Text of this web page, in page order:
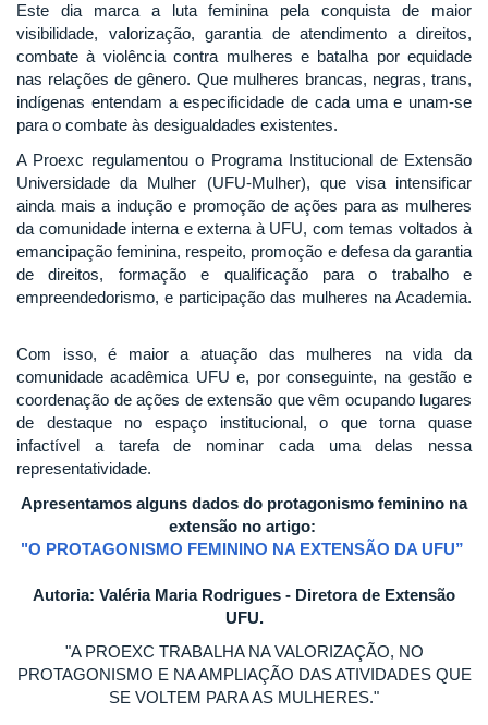
por
elas
e
para
elas'
Este dia marca a luta feminina pela conquista de maior
visibilidade, valorização, garantia de atendimento a direitos,
combate à violência contra mulheres e batalha por equidade
nas relações de gênero. Que mulheres brancas, negras, trans,
indígenas entendam a especificidade de cada uma e unam-se
para o combate às desigualdades existentes.
A Proexc regulamentou o Programa Institucional de Extensão
Universidade da Mulher (UFU-Mulher), que visa intensificar
ainda mais a indução e promoção de ações para as mulheres
da comunidade interna e externa à UFU, com temas voltados à
emancipação feminina, respeito, promoção e defesa da garantia
de direitos, formação e qualificação para o trabalho e
empreendedorismo, e participação das mulheres na Academia.
Com isso, é maior a atuação das mulheres na vida da
comunidade acadêmica UFU e, por conseguinte, na gestão e
coordenação de ações de extensão que vêm ocupando lugares
de destaque no espaço institucional, o que torna quase
infactível a tarefa de nominar cada uma delas nessa
representatividade.
Apresentamos alguns dados do protagonismo feminino na
extensão no artigo:
"O PROTAGONISMO FEMININO NA EXTENSÃO DA UFU”
Autoria: Valéria Maria Rodrigues - Diretora de Extensão
UFU.
"A PROEXC TRABALHA NA VALORIZAÇÃO, NO
PROTAGONISMO E NA AMPLIAÇÃO DAS ATIVIDADES QUE
SE VOLTEM PARA AS MULHERES."